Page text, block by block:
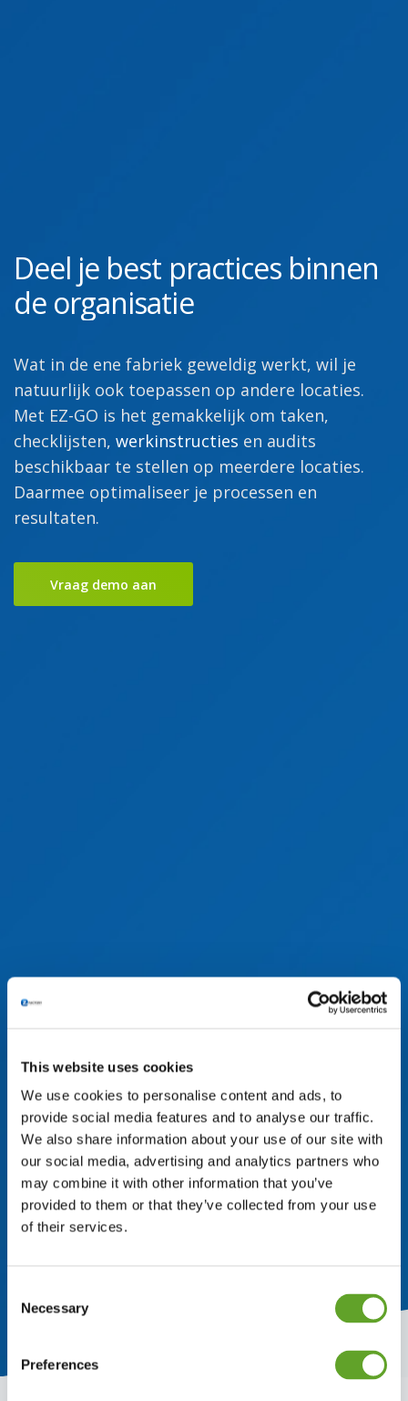
This website uses cookies
We use cookies to personalise content and ads, to
provide social media features and to analyse our traffic.
We also share information about your use of our site with
our social media, advertising and analytics partners who
may combine it with other information that you’ve
provided to them or that they’ve collected from your use
of their services.
Selection
Necessary
Preferences
Deel je best practices binnen
de organisatie
Wat in de ene fabriek geweldig werkt, wil je
natuurlijk ook toepassen op andere locaties.
Met EZ-GO is het gemakkelijk om taken,
checklijsten,werkinstructies en audits
beschikbaar te stellen op meerdere locaties.
Daarmee optimaliseer je processen en
resultaten.
Vraag demo aan